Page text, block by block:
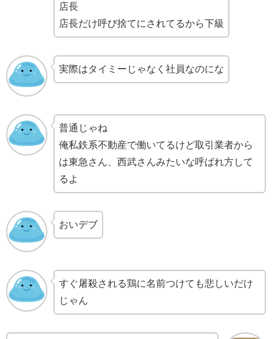
店長
店長だけ呼び捨てにされてるから下級
実際はタイミーじゃなく社員なのにな
普通じゃね
俺私鉄系不動産で働いてるけど取引業者から
は東急さん、西武さんみたいな呼ばれ方して
るよ
おいデブ
すぐ屠殺される鶏に名前つけても悲しいだけ
じゃん